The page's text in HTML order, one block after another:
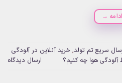
ادامه →
سریع تم تولد, خرید آنلاین در آلودگی
آلودگی هوا چه کنیم؟ ارسال دیدگاه